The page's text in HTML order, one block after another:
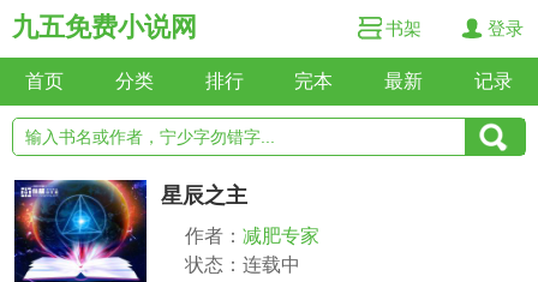
九五免费小说网 书架 登录
首页 分类 排行 完本 最新 记录
星辰之主
作者： 减肥专家
状态：连载中